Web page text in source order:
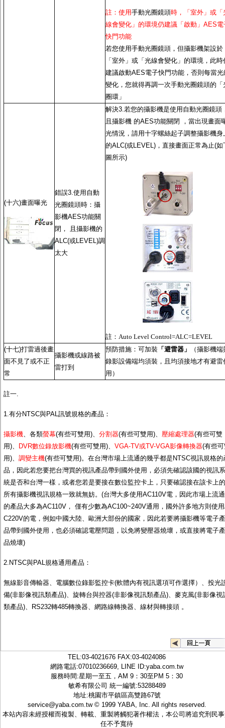
註：使用手動光圈鏡頭時，「室外」或「
線會變化」的環境仍建議「啟動」 AES電
快門功能
若您使用手動光圈鏡頭 ，但攝影機架設於
「室外」或「光線會變化」的環境，此時
建議啟動AES電子快門功能 ，否則每當
變化，您就得再調一次手動光圈鏡頭的「
圈環」
(十六)畫面曝光
錯誤3.使用 自動
光圈鏡頭時：攝
影機AES功能關
閉， 且攝影機的
ALC(或LEVEL)調
太大
解決3.若您的攝影機是使用 自動光圈鏡頭
且攝影機 的AES功能關閉 ，當出現畫面
光情況，請用十字螺絲起子調整攝影機身
的ALC(或LEVEL)，直接畫面正常為止(如
圖所示)
註： Auto Level Control=ALC=LEVEL
(十七)打雷過後畫
面不見了或不正
常
攝影機或線路被
雷打到
預防措施：可加裝 「避雷器」
（攝影機端
錄影設備端均須裝，且均須接地才有避雷
用）
註一.
1.有分NTSC與PAL訊號規格的產品：
攝影機 、各類螢幕(有些可雙用)、 分割器(有些可雙用)、 壓縮處理器(有些可雙
用)、
DVR數位錄放影機(有些可雙用)、 VGA-TV或TV-VGA影像轉換器(有些
用)、 調變主機(有些可雙用)。在台灣市場上流通的幾乎都是NTSC視訊規格的
品，因此若您要把台灣買的視訊產品帶到國外使用，必須先確認該國的視訊系
統是否和台灣一樣，或者您若是要接在數位監控卡上，只要確認接在該卡上的
所有攝影機視訊規格一致就無妨。(台灣大多使用AC110V電，因此市場上流通
的產品大多為AC110V， 僅有少數為AC100~240V通用，國外許多地方則使
C220V的電，例如中國大陸、歐洲大部份的國家，因此若要將攝影機等電子產
品帶到國外使用，也必須確認電壓問題，以免將變壓器燒壞，或直接將電子產
品燒壞)
2.NTSC與PAL規格通用產品：
無線影音傳輸器、電腦數位錄影監控卡(軟體內有視訊選項可作選擇）、投光
備(非影像視訊類產品)、旋轉台與控器(非影像視訊類產品)、麥克風(非影像視
類產品)、RS232轉485轉換器、網路線轉換器、線材與轉接頭 。
TEL:03-4021676 FAX:03-4024086
網路電話:07010236669, LINE ID:yaba.com.tw
服務時間:星期一至五，AM 9：30至PM 5：30
敏希有限公司 統一編號:53288489
地址:桃園市平鎮區高雙路67號
service@yaba.com.tw© 1999 YABA, Inc. All rights reserved.
本站內容未經授權而複製、轉載、重製將觸犯著作權法，本公司將追究刑民
任不予寬待